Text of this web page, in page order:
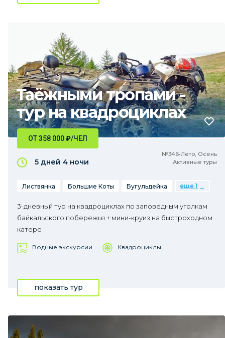
Таёжными тропами -
тур на квадроциклах
№346•Лето, Осень
Активные туры
ОТ 358 000₽/ЧЕЛ
5 дней 4 ночи
Листвянка Большие Коты Бугульдейка еще 1
3-дневный тур на квадроциклах по заповедным уголкам
байкальского побережья + мини-круиз на быстроходном
катере
Водные экскурсии Квадроциклы
показать тур